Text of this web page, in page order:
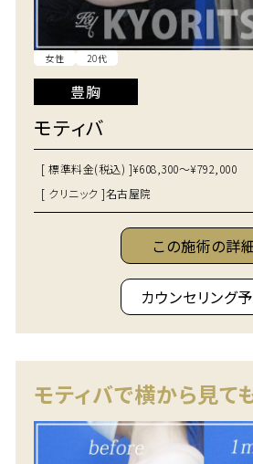
女性 20代
豊胸
モティバ
[ 標準料金(税込) ]¥608,300～¥792,000
[ クリニック ]名古屋院
この施術の詳
カウンセリング
モティバで横から見て